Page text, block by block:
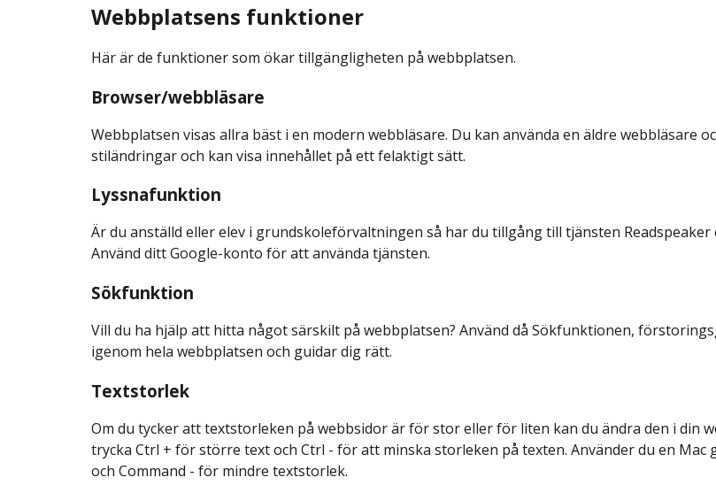
Webbplatsens funktioner
Här är de funktioner som ökar tillgängligheten på webbplatsen.
Browser/webbläsare
Webbplatsen visas allra bäst i en modern webbläsare. Du kan använda en äldre webbläsare
stiländringar och kan visa innehållet på ett felaktigt sätt.
Lyssnafunktion
Är du anställd eller elev i grundskoleförvaltningen så har du tillgång till tjänsten
Använd ditt Google-konto för att använda tjänsten.
Sökfunktion
Vill du ha hjälp att hitta något särskilt på webbplatsen? Använd då Sökfunktionen,
igenom hela webbplatsen och guidar dig rätt.
Textstorlek
Om du tycker att textstorleken på webbsidor är för stor eller för liten kan du ändra den i din
trycka Ctrl + för större text och Ctrl - för att minska storleken på texten. Använder du en
och Command - för mindre textstorlek.